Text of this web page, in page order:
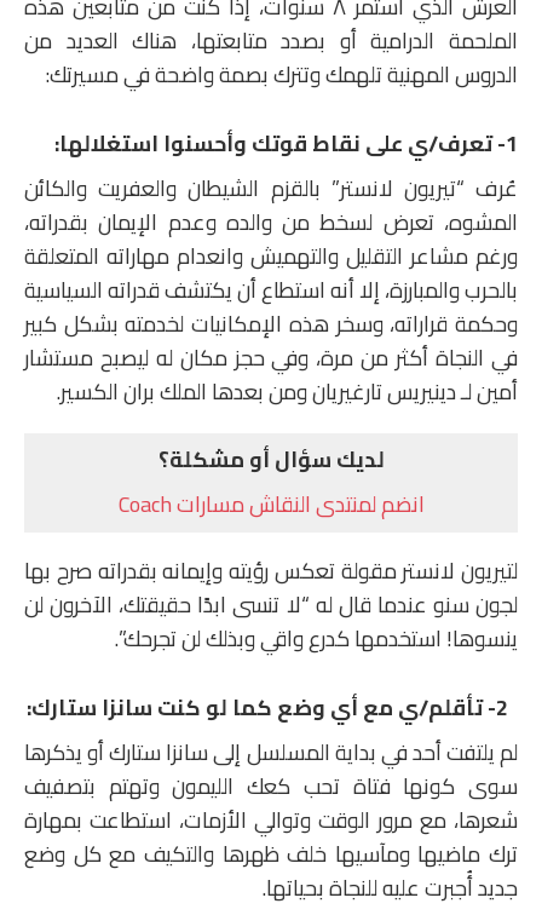
الملحمة الدرامية أو بصدد متابعتها، هناك العديد من
الدروس المهنية تلهمك وتترك بصمة واضحة في مسيرتك:
1- تعرف/ي على نقاط قوتك وأحسنوا استغلالها:
عُرف “تيريون لانستر” بالقزم الشيطان والعفريت والكائن
المشوه، تعرض لسخط من والده وعدم الإيمان بقدراته،
ورغم مشاعر التقليل والتهميش وانعدام مهاراته المتعلقة
بالحرب والمبارزة، إلا أنه استطاع أن يكتشف قدراته السياسية
وحكمة قراراته، وسخر هذه الإمكانيات لخدمته بشكل كبير
في النجاة أكثر من مرة، وفي حجز مكان له ليصبح مستشار
أمين لـ دينيريس تارغيريان ومن بعدها الملك بران الكسير.
لديك سؤال أو مشكلة؟
انضم لمنتدى النقاش مسارات Coach
لتيريون لانستر مقولة تعكس رؤيته وإيمانه بقدراته صرح بها
لجون سنو عندما قال له “لا تنسى ابدًا حقيقتك، الآخرون لن
ينسوها! استخدمها كدرع واقي وبذلك لن تجرحك”.
لم يلتفت أحد في بداية المسلسل إلى سانزا ستارك أو يذكرها
سوى كونها فتاة تحب كعك الليمون وتهتم بتصفيف
شعرها، مع مرور الوقت وتوالي الأزمات، استطاعت بمهارة
ترك ماضيها ومآسيها خلف ظهرها والتكيف مع كل وضع
جديد أُجبرت عليه للنجاة بحياتها.